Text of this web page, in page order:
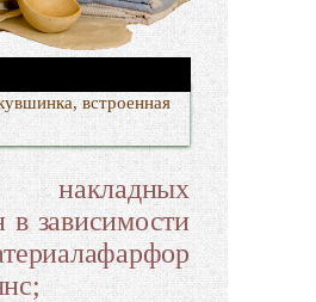
встроенная
в зависимости